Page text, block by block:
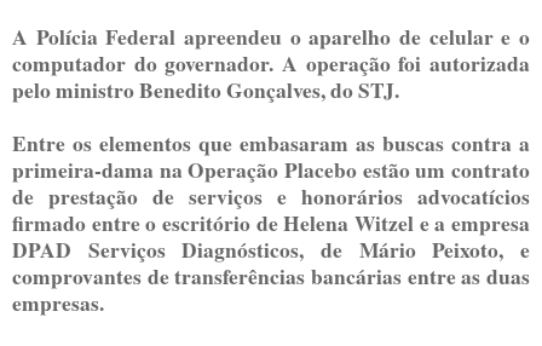
A Polícia Federal apreendeu o aparelho de celular e o
computador do governador. A operação foi autorizada
pelo ministro Benedito Gonçalves, do STJ.
Entre os elementos que embasaram as buscas contra a
primeira-dama na Operação Placebo estão um contrato
de prestação de serviços e honorários advocatícios
firmado entre o escritório de Helena Witzel e a empresa
DPAD Serviços Diagnósticos, de Mário Peixoto, e
comprovantes de transferências bancárias entre as duas
empresas.